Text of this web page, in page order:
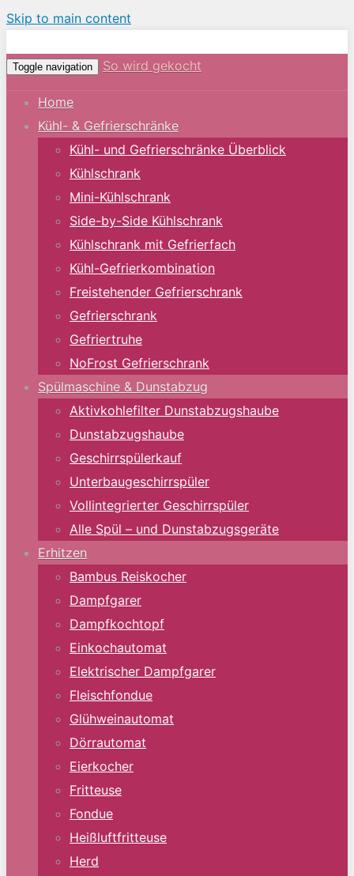
Skip to main content
Toggle navigation So wird gekocht
Home
Kühl- & Gefrierschränke
Kühl- und Gefrierschränke Überblick
Kühlschrank
Mini-Kühlschrank
Side-by-Side Kühlschrank
Kühlschrank mit Gefrierfach
Kühl-Gefrierkombination
Freistehender Gefrierschrank
Gefrierschrank
Gefriertruhe
NoFrost Gefrierschrank
Spülmaschine & Dunstabzug
Aktivkohlefilter Dunstabzugshaube
Dunstabzugshaube
Geschirrspülerkauf
Unterbaugeschirrspüler
Vollintegrierter Geschirrspüler
Alle Spül – und Dunstabzugsgeräte
Erhitzen
Bambus Reiskocher
Dampfgarer
Dampfkochtopf
Einkochautomat
Elektrischer Dampfgarer
Fleischfondue
Glühweinautomat
Dörrautomat
Eierkocher
Fritteuse
Fondue
Heißluftfritteuse
Herd